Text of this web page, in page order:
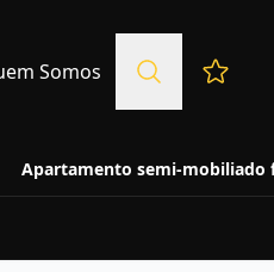
Somos
Apartamento semi-mobiliado